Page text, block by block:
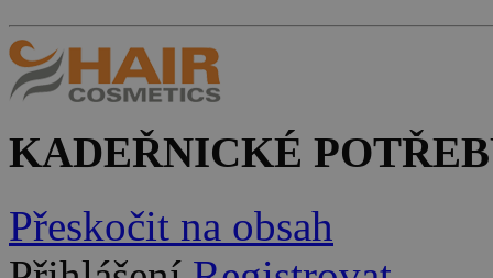
KADEŘNICKÉ
Přeskočit na obsah